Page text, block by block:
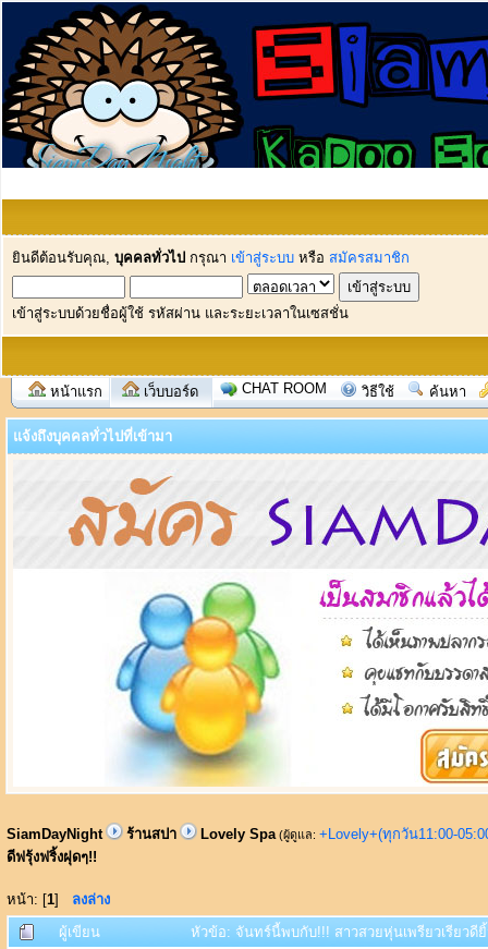
ยินดีต้อนรับคุณ, บุคคลทั่วไป กรุณา เข้าสู่ระบบ หรือ สมัครสมาชิก
เข้าสู่ระบบด้วยชื่อผู้ใช้ รหัสผ่าน และระยะเวลาในเซสชั่น
หน้าแรก เว็บบอร์ด CHAT ROOM วิธีใช้ ค้นหา
แจ้งถึงบุคคลทั่วไปที่เข้ามา
SiamDayNight ร้านสปา Lovely Spa (ผู้ดูแล: +Lovely+(ทุกวัน11:00-
ดีฟรุ้งฟริ้งฝุดๆ!!
หน้า: [1] ลงล่าง
ผู้เขียน
หัวข้อ: จันทร์นี้พบกับ!!! สาวสวยหุ่นเพรียวเรียว